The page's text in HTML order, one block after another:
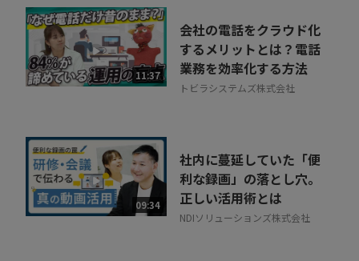
11:37
会社の電話をクラウド化
するメリットとは？電話
業務を効率化する方法
トビラシステムズ株式会社
09:34
社内に蔓延していた「便
利な録画」の落とし穴。
正しい活用術とは
NDIソリューションズ株式会社